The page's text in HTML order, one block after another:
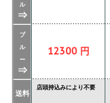
ル
⇒
ブ
ル
ー
⇒
12300 円
送料
店頭持込みにより不要